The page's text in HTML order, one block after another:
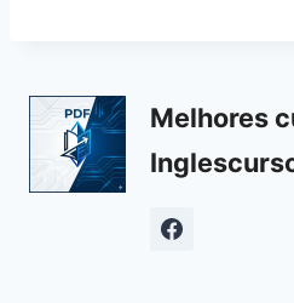
Melhores